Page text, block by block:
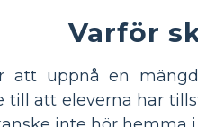
Varför
att uppnå en
till att eleverna har